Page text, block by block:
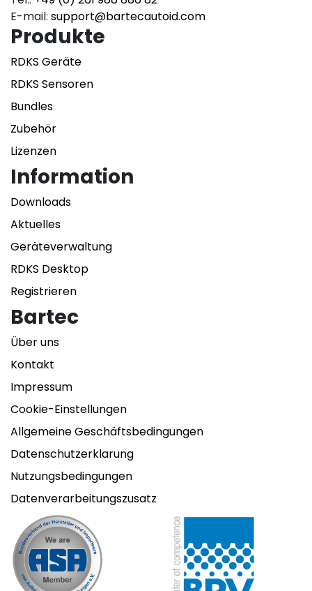
E-mail: support@bartecautoid.com
Produkte
RDKS Geräte
RDKS Sensoren
Bundles
Zubehör
Lizenzen
Information
Downloads
Aktuelles
Geräteverwaltung
RDKS Desktop
Registrieren
Bartec
Über uns
Kontakt
Impressum
Cookie-Einstellungen
Allgemeine Geschäftsbedingungen
Datenschutzerklarung
Nutzungsbedingungen
Datenverarbeitungszusatz